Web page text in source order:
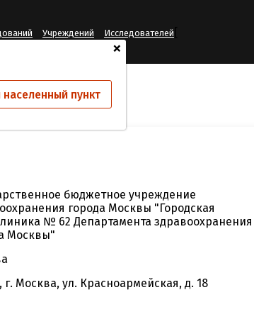
+
пункт
Учреждений Исследователей
62 ДЗМ"
бюджетное учреждение
города Москвы "Городская
№ 62 Департамента здравоохранения
Москвы"
г. Москва, ул. Красноармейская, д. 18